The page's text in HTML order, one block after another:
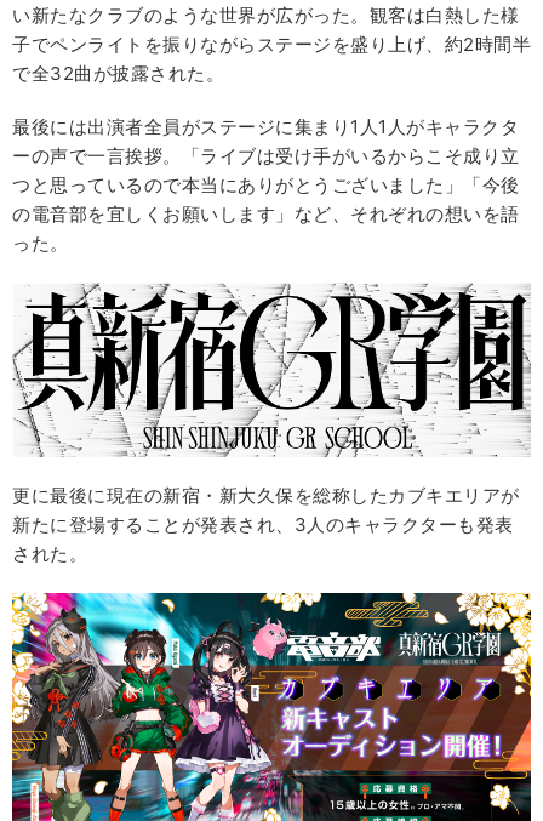
い新たなクラブのような世界が広がった。観客は白熱した様
子でペンライトを振りながらステージを盛り上げ、約2時間半
で全32曲が披露された。
最後には出演者全員がステージに集まり1人1人がキャラクタ
ーの声で一言挨拶。「ライブは受け手がいるからこそ成り立
つと思っているので本当にありがとうございました」「今後
の電音部を宜しくお願いします」など、それぞれの想いを語
った。
更に最後に現在の新宿・新大久保を総称したカブキエリアが
新たに登場することが発表され、3人のキャラクターも発表
された。